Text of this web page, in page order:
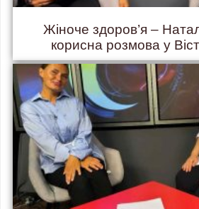
Жіноче здоров’я –
корисна розмова у